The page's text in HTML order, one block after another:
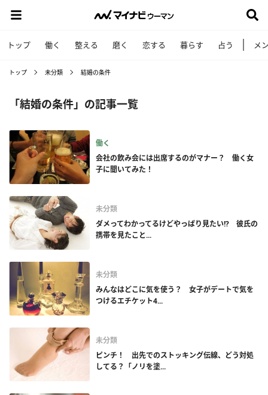
トップ 働く 整える 磨く 恋する 暮らす 占う メ
トップ 未分類 結婚の条件
「結婚の条件」の記事一覧
働く
会社の飲み会には出席するのがマナー？ 働く女
子に聞いてみた！
未分類
ダメってわかってるけどやっぱり見たい!? 彼氏の
携帯を見たこと...
未分類
みんなはどこに気を使う？ 女子がデートで気を
つけるエチケット4...
未分類
ピンチ！ 出先でのストッキング伝線、どう対処
してる？「ノリを塗...